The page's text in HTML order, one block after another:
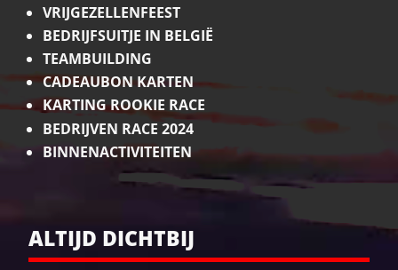
VRIJGEZELLENFEEST
BEDRIJFSUITJE IN BELGIË
TEAMBUILDING
CADEAUBON KARTEN
KARTING ROOKIE RACE
BEDRIJVEN RACE 2024
BINNENACTIVITEITEN
ALTIJD DICHTBIJ